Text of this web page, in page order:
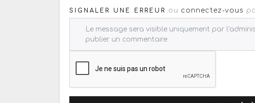
SIGNALER UNE ERREUR ou connectez-vous